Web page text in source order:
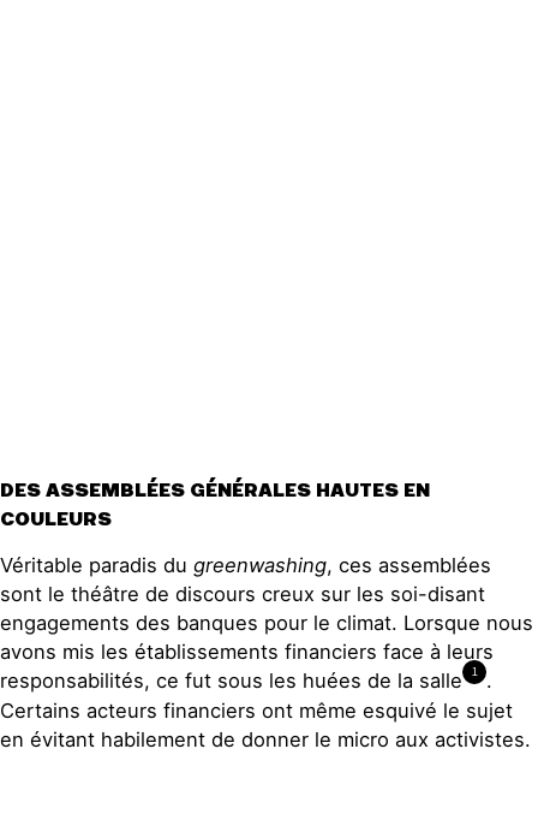
DES ASSEMBLÉES GÉNÉRALES HAUTES EN
COULEURS
Véritable paradis du greenwashing, ces assemblées
sont le théâtre de discours creux sur les soi-disant
engagements des banques pour le climat. Lorsque nous
avons mis les établissements financiers face à leurs
responsabilités, ce fut sous les huées de la salle
1
.
Certains acteurs financiers ont même esquivé le sujet
en évitant habilement de donner le micro aux activistes.